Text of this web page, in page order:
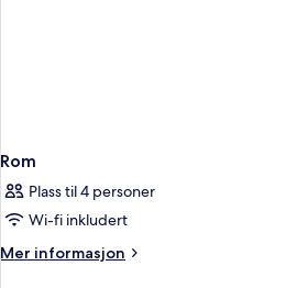
Rom
Plass til 4 personer
Wi-fi inkludert
Mer informasjon
Mer